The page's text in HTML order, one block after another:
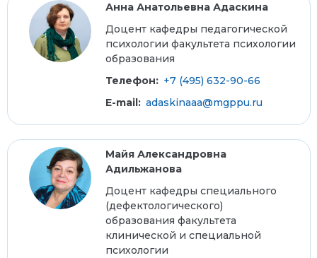
Анна Анатольевна Адаскина
Доцент кафедры педагогической
психологии факультета психологии
образования
Телефон: +7 (495) 632-90-66
E-mail: adaskinaaa@mgppu.ru
Майя Александровна
Адильжанова
Доцент кафедры специального
(дефектологического)
образования факультета
клинической и специальной
психологии